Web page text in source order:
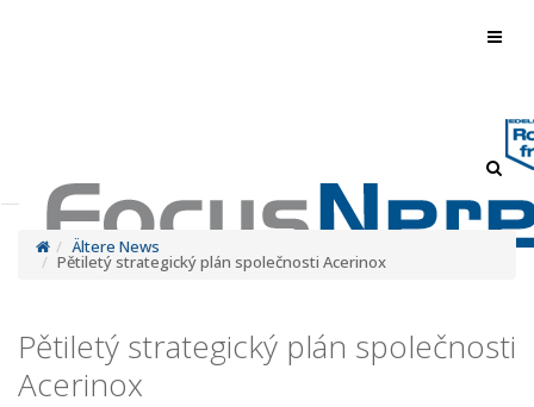
Ältere News
Pětiletý strategický plán společnosti Acerinox
Pětiletý strategický plán společnosti
Acerinox